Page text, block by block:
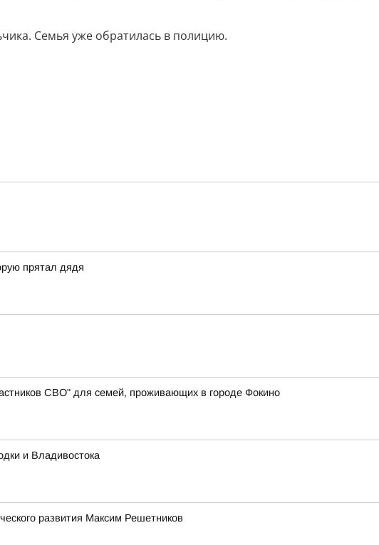
Семья уже обратилась в полицию.
прятал дядя
СВО" для семей, проживающих в городе Фокино
и Владивостока
развития Максим Решетников